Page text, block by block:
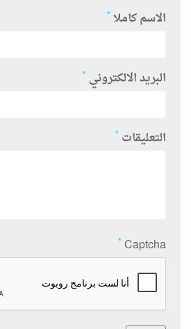
الاسم كاملا *
البريد الالكتروني *
التعليقات *
Captcha
*